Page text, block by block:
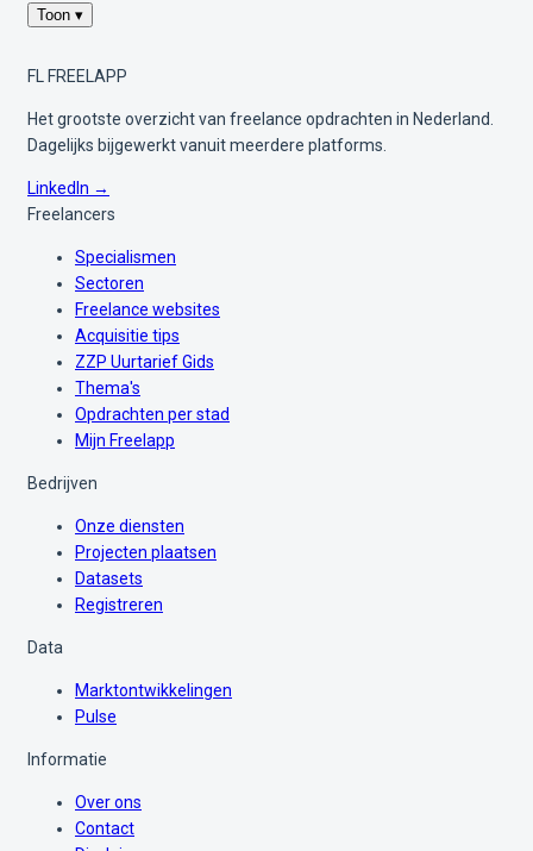
Toon ▾
FL FREELAPP
Het grootste overzicht van freelance opdrachten in Nederland.
Dagelijks bijgewerkt vanuit meerdere platforms.
LinkedIn →
Freelancers
Specialismen
Sectoren
Freelance websites
Acquisitie tips
ZZP Uurtarief Gids
Thema's
Opdrachten per stad
Mijn Freelapp
Bedrijven
Onze diensten
Projecten plaatsen
Datasets
Registreren
Data
Marktontwikkelingen
Pulse
Informatie
Over ons
Contact